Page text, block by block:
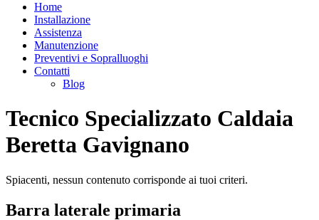
Home
Installazione
Assistenza
Manutenzione
Preventivi e Sopralluoghi
Contatti
Blog
Tecnico Specializzato Caldaia
Beretta Gavignano
Spiacenti, nessun contenuto corrisponde ai tuoi criteri.
Barra laterale primaria